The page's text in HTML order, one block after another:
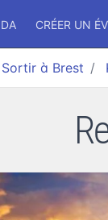
CRÉER UN
Sortir à Brest